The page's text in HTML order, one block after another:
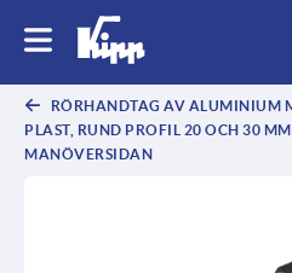
RÖRHANDTAG AV ALUMINIUM
PLAST, RUND PROFIL 20 OCH 30
MANÖVERSIDAN